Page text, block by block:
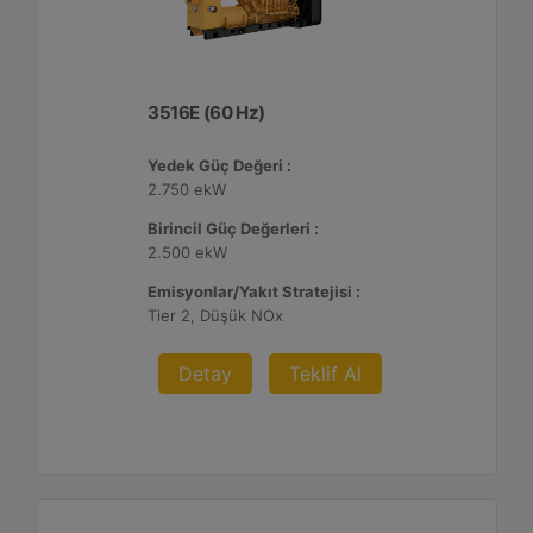
3516E (60 Hz)
Yedek Güç Değeri :
2.750 ekW
Birincil Güç Değerleri :
2.500 ekW
Emisyonlar/Yakıt Stratejisi :
Tier 2, Düşük NOx
Detay Teklif Al